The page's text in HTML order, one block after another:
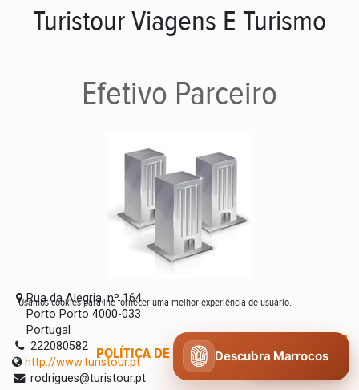
Turistour Viagens E Turismo
Efetivo Parceiro
Rua da Alegria, nº 164
Porto Porto 4000-033
Portugal
222080582
http://www.turistour.pt
rodrigues@turistour.pt
Usamos cookies para lhe fornecer uma melhor experiência de usuário.
POLÍTICA DE COOKIES CONCORDO
Descubra Marrocos